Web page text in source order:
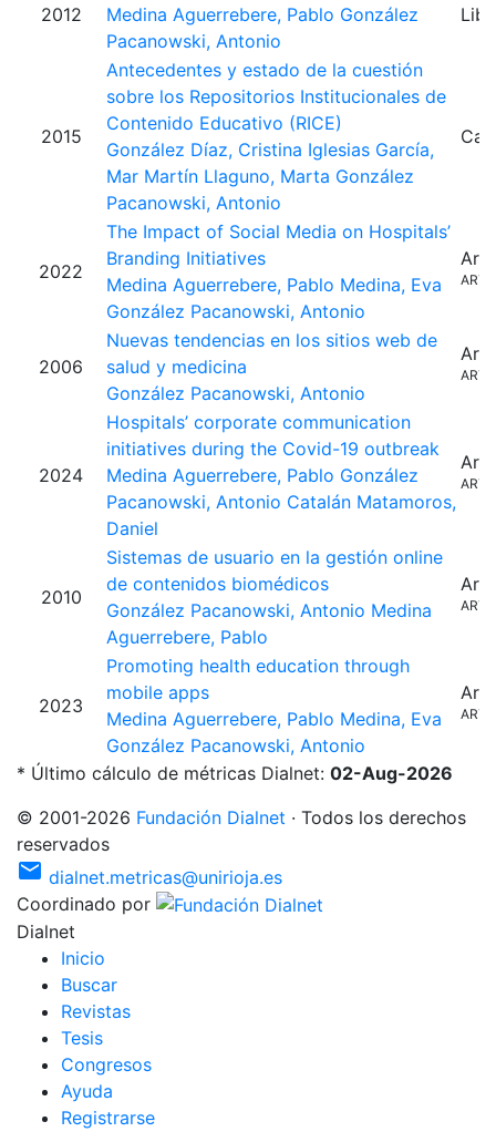
2012
Medina Aguerrebere, Pablo González
Pacanowski, Antonio
2015
Antecedentes y estado de la cuestión
sobre los Repositorios Institucionales de
Contenido Educativo (RICE)
González Díaz, Cristina Iglesias García,
Mar Martín Llaguno, Marta González
Pacanowski, Antonio
2022
The Impact of Social Media on Hospitals’
Branding Initiatives
Medina Aguerrebere, Pablo Medina, Eva
González Pacanowski, Antonio
2006
Nuevas tendencias en los sitios web de
salud y medicina
González Pacanowski, Antonio
2024
Hospitals’ corporate communication
initiatives during the Covid-19 outbreak
Medina Aguerrebere, Pablo González
Pacanowski, Antonio Catalán Matamoros,
Daniel
2010
Sistemas de usuario en la gestión online
de contenidos biomédicos
González Pacanowski, Antonio Medina
Aguerrebere, Pablo
2023
Promoting health education through
mobile apps
Medina Aguerrebere, Pablo Medina, Eva
González Pacanowski, Antonio
* Último cálculo de métricas Dialnet: 02-Aug-2026
© 2001-2026 Fundación Dialnet · Todos los derechos
reservados
mail dialnet.metricas@unirioja.es
Coordinado por
Dialnet
Inicio
Buscar
Revistas
Tesis
Congresos
Ayuda
Registrarse